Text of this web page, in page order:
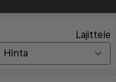
Lajittele